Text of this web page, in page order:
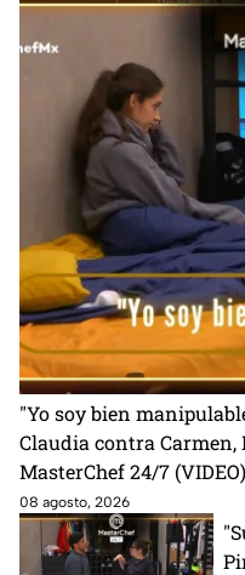
"Yo soy bien
Claudia contra Carmen,
MasterChef 24/7 (VIDEO)
08 agosto, 2026